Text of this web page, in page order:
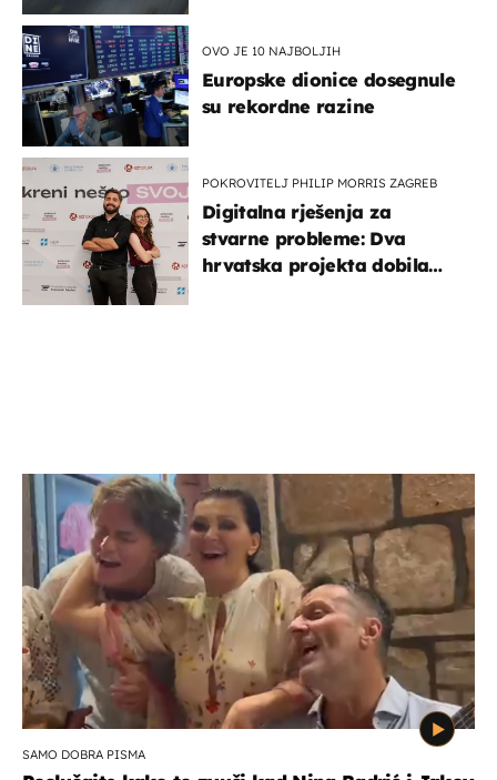
OVO JE 10 NAJBOLJIH
Europske dionice dosegnule
su rekordne razine
POKROVITELJ PHILIP MORRIS ZAGREB
Digitalna rješenja za
stvarne probleme: Dva
hrvatska projekta dobila
SAMO DOBRA PISMA